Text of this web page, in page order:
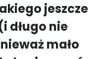
jeszcze
długo nie
mało